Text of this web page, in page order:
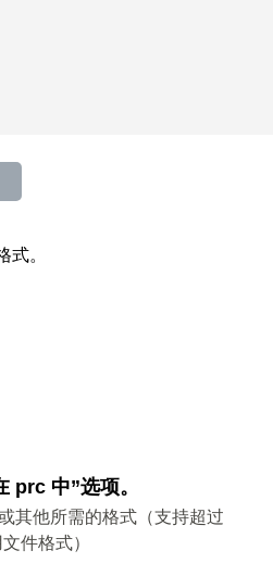
。
prc 中”选项。
其他所需的格式（支持超过
件格式）